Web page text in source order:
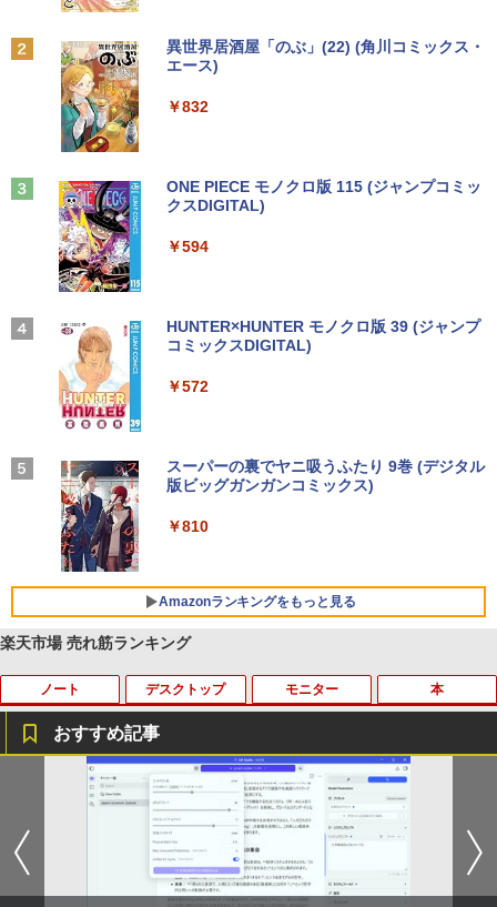
Anker Soundcore P31i ブラック
Anker Soundcore Liberty 5 ミッドナイトブ
ラック
￥14,990
【2026年アップグレード版】AOKIMI ワイヤ
レスイヤホン bluetooth イヤホン V12 小型
るーとゅーす コードレス ENCノイズキャン
￥1,964
リング ANC 36時間再生
￥3,480
BRUCE WAYNE feat. Flo Milli, ATL Jacob
[Explicit]
￥250
見知らぬ糸
On My Road (Stadium ver.)
On My Road (Stadium ver.)
by Amazon 天然水 ラベルレス 500ml ×24本
富士山の天然水 バナジウム含有 水 ミネラル
ットル (Smart Basic)
by Amazon 炭酸水 ラベルレス 500ml ×24本
art Basic)
by Amazon 天然水ラベルレス 2L×9本
￥1,117
【Amazon.co.jp限定】 伊藤園 磨かれて、澄
] [ 水 ] [ ペットボトル ] [ 箱買い ] [ ストック
￥998
異世界居酒屋「のぶ」(22) (角川コミックス・
エース)
￥832
ONE PIECE モノクロ版 115 (ジャンプコミッ
クスDIGITAL)
￥594
HUNTER×HUNTER モノクロ版 39 (ジャンプ
コミックスDIGITAL)
￥572
スーパーの裏でヤニ吸うふたり 9巻 (デジタル
版ビッグガンガンコミックス)
￥810
Amazonランキングをもっと見る
楽天市場 売れ筋ランキング
ノート
良品 フルHD 12.5インチ SONY VAIO Pr
o PJ VJPJ13C11N / Windows11/ 超高性
能 第10世代Core i5-1035G1/ 8GB/ 爆速
NVMe式256GB-SSD/ カメラ/ 無線Wi-Fi
6/ Office付き/ Win11【中古ノートパソコ
ン 中古パソコン 中古PC】税込送料無料
あす楽対応 即日発送
デスクトップ
＼11日まで限定価格／【楽天1位】デス
クトップパソコン 新品 福袋 5点セット
WPS Office付き 第12世代 Intel Corei3 1
2100F メモリ8GB〜32GB SSD256GB〜
1TB Windows11 事務 在宅ワーク 安い
静音 高スペック デスクトップPC ビジネ
ス オフィス業務 事務作業 デスクワーク
モニター
ec訳あり☆PHILIPS 223V5L HDMI接続
できます
￥3,999
本
あなたが誰かを殺した （講談社文庫） [
東野 圭吾 ]
￥1,023
おすすめ記事